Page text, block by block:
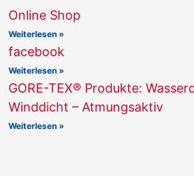
Online Shop
Weiterlesen »
facebook
Weiterlesen »
GORE-TEX® Produkte:
Winddicht – Atmungsaktiv
Weiterlesen »